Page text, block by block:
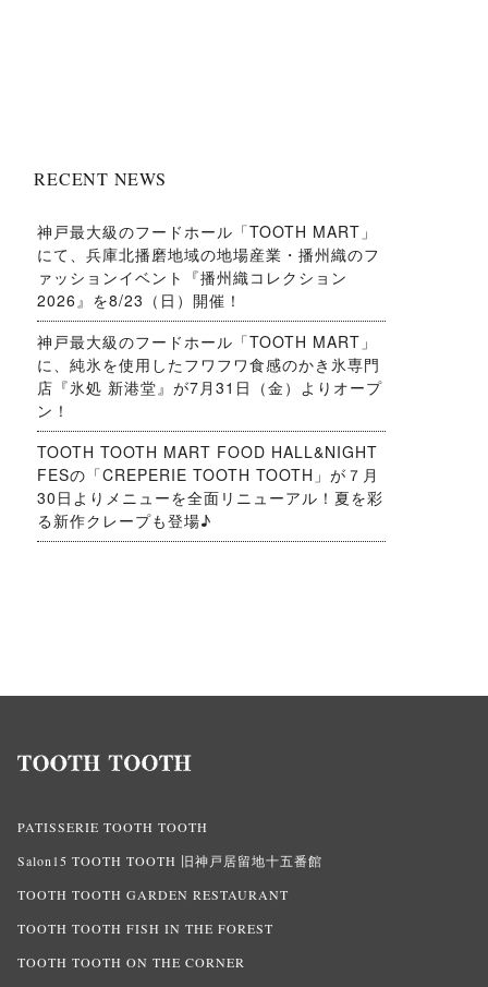
RECENT NEWS
神戸最大級のフードホール「TOOTH MART」
にて、兵庫北播磨地域の地場産業・播州織のフ
ァッションイベント『播州織コレクション
2026』を8/23（日）開催！
神戸最大級のフードホール「TOOTH MART」
に、純氷を使用したフワフワ食感のかき氷専門
店『氷処 新港堂』が7月31日（金）よりオープ
ン！
TOOTH TOOTH MART FOOD HALL&NIGHT
FESの「CREPERIE TOOTH TOOTH」が７月
30日よりメニューを全面リニューアル！夏を彩
る新作クレープも登場♪
PATISSERIE TOOTH TOOTH
Salon15 TOOTH TOOTH 旧神戸居留地十五番館
TOOTH TOOTH GARDEN RESTAURANT
TOOTH TOOTH FISH IN THE FOREST
TOOTH TOOTH ON THE CORNER